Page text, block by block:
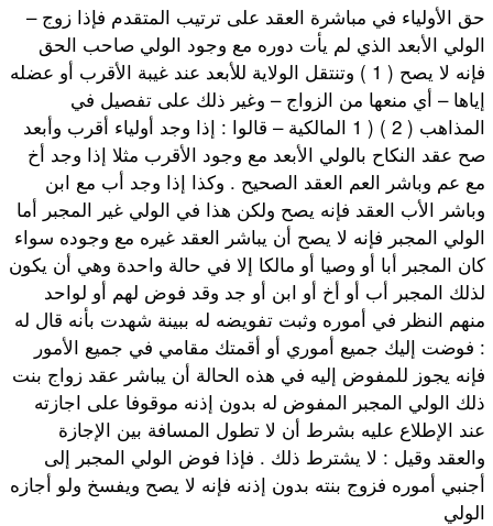
– حق الأولياء في مباشرة العقد على ترتيب المتقدم فإذا زوج
الولي الأبعد الذي لم يأت دوره مع وجود الولي صاحب الحق
فإنه لا يصح ( 1 ) وتنتقل الولاية للأبعد عند غيبة الأقرب أو عضله
إياها – أي منعها من الزواج – وغير ذلك على تفصيل في
المذاهب ( 2 ) ( 1 المالكية – قالوا : إذا وجد أولياء أقرب وأبعد
صح عقد النكاح بالولي الأبعد مع وجود الأقرب مثلا إذا وجد أخ
مع عم وباشر العم العقد الصحيح . وكذا إذا وجد أب مع ابن
وباشر الأب العقد فإنه يصح ولكن هذا في الولي غير المجبر أما
الولي المجبر فإنه لا يصح أن يباشر العقد غيره مع وجوده سواء
كان المجبر أبا أو وصيا أو مالكا إلا في حالة واحدة وهي أن يكون
لذلك المجبر أب أو أخ أو ابن أو جد وقد فوض لهم أو لواحد
منهم النظر في أموره وثبت تفويضه له ببينة شهدت بأنه قال له
: فوضت إليك جميع أموري أو أقمتك مقامي في جميع الأمور
فإنه يجوز للمفوض إليه في هذه الحالة أن يباشر عقد زواج بنت
ذلك الولي المجبر المفوض له بدون إذنه موقوفا على اجازته
عند الإطلاع عليه بشرط أن لا تطول المسافة بين الإجازة
والعقد وقيل : لا يشترط ذلك . فإذا فوض الولي المجبر إلى
أجنبي أموره فزوج بنته بدون إذنه فإنه لا يصح ويفسخ ولو أجازه
الولي